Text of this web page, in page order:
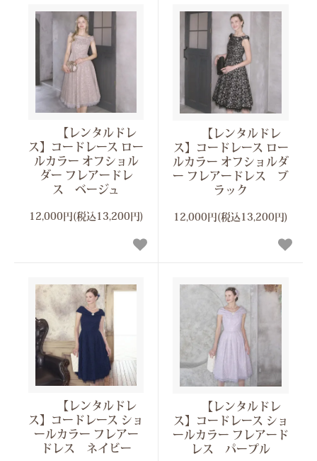
【レンタルドレ
ス】コードレース ロー
ルカラー オフショル
ダー フレアードレ
ス ベージュ
12,000円(税込13,200円)
【レンタルドレ
ス】コードレース ロー
ルカラー オフショルダ
ー フレアードレス ブ
ラック
12,000円(税込13,200円)
【レンタルドレ
ス】コードレース ショ
ールカラー フレアー
ドレス ネイビー
【レンタルドレ
ス】コードレース ショ
ールカラー フレアード
レス パープル